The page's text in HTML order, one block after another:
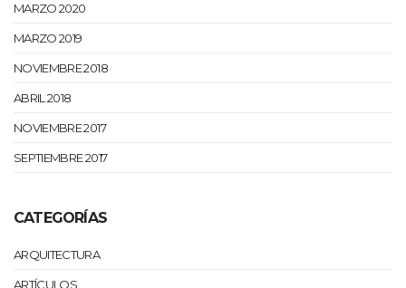
MARZO 2020
MARZO 2019
NOVIEMBRE 2018
ABRIL 2018
NOVIEMBRE 2017
SEPTIEMBRE 2017
CATEGORÍAS
ARQUITECTURA
ARTÍCULOS